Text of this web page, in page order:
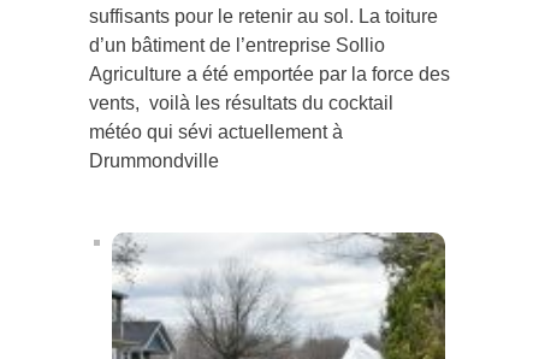
suffisants pour le retenir au sol. La toiture
d’un bâtiment de l’entreprise Sollio
Agriculture a été emportée par la force des
vents, voilà les résultats du cocktail
météo qui sévi actuellement à
Drummondville